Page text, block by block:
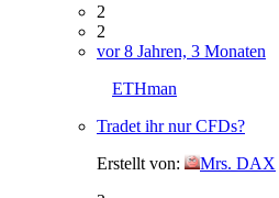
2
2
vor 8 Jahren, 3 Monaten
ETHman
Tradet ihr nur CFDs?
Erstellt von:
Mrs. DAX